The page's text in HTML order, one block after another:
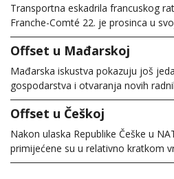
Transportna eskadrila francuskog
Franche-Comté 22. je prosinca u
Offset u Mađarskoj
Mađarska iskustva pokazuju još
gospodarstva i otvaranja novih
Offset u Češkoj
Nakon ulaska Republike Češke u
primijećene su u relativno kratkom